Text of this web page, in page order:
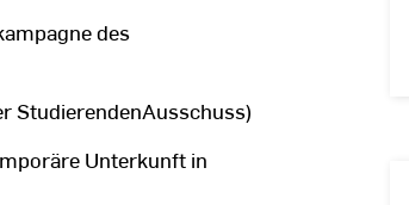
des
StudierendenAusschuss)
Unterkunft in